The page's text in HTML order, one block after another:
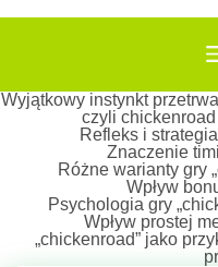
Wyjątkowy instynkt
czyli
Refleks i
Znaczenie
Różne warianty gry
Wpływ
Psychologia gry
Wpływ prostej
„chickenroad” jako